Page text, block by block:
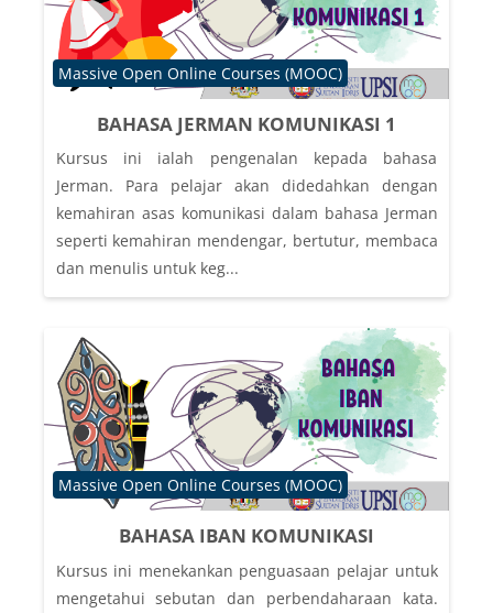
BAHASA JERMAN KOMUNIKASI 1
Course category
Massive Open Online Courses (MOOC)
Kursus ini ialah pengenalan kepada bahasa
Jerman. Para pelajar akan didedahkan dengan
kemahiran asas komunikasi dalam bahasa Jerman
seperti kemahiran mendengar, bertutur, membaca
dan menulis untuk keg...
BAHASA IBAN KOMUNIKASI
Course category
Massive Open Online Courses (MOOC)
Kursus ini menekankan penguasaan pelajar untuk
mengetahui sebutan dan perbendaharaan kata.